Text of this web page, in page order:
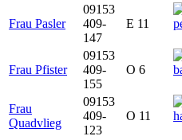
Frau Pasler
09153
409-
147
E 11
Frau Pfister
09153
409-
155
O 6
Frau
Quadvlieg
09153
409-
123
O 11